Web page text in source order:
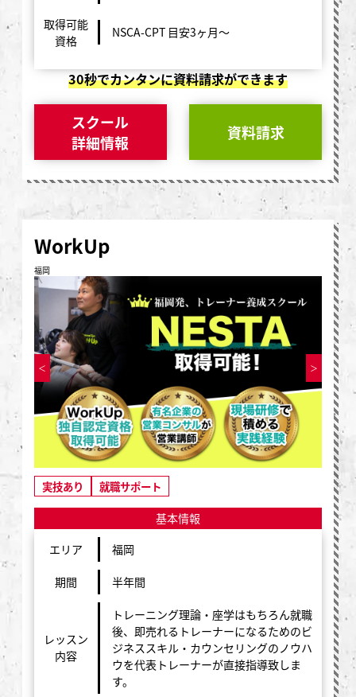
取得可能
資格
NSCA-CPT 目安3ヶ月〜
30秒でカンタンに資料請求ができます
スクール
詳細情報
資料請求
WorkUp
福岡
実技あり
就職サポート
基本情報
エリア
福岡
期間 半年間
レッスン
内容
トレーニング理論・座学はもちろん就職
後、即売れるトレーナーになるためのビ
ジネススキル・カウンセリングのノウハ
ウを代表トレーナーが直接指導致しま
す。